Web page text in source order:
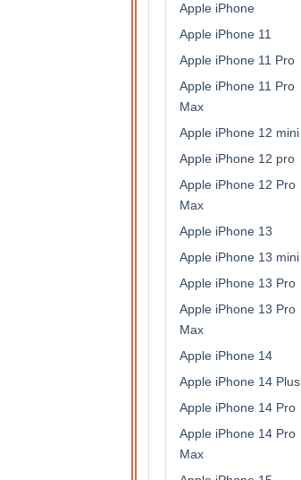
Apple iPhone
Apple iPhone 11
Apple iPhone 11 Pro
Apple iPhone 11 Pro
Max
Apple iPhone 12 mini
Apple iPhone 12 pro
Apple iPhone 12 Pro
Max
Apple iPhone 13
Apple iPhone 13 mini
Apple iPhone 13 Pro
Apple iPhone 13 Pro
Max
Apple iPhone 14
Apple iPhone 14 Plus
Apple iPhone 14 Pro
Apple iPhone 14 Pro
Max